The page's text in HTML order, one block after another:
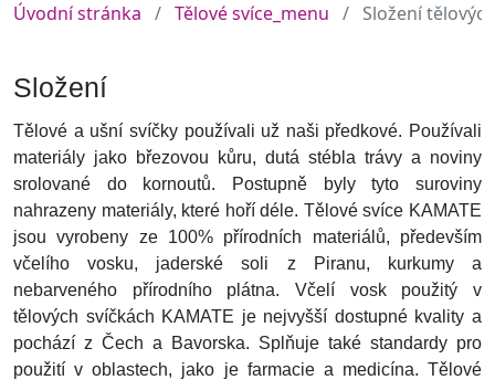
Úvodní stránka Tělové svíce_menu Složení
Složení
Tělové a ušní svíčky používali už naši předkové. Používali
materiály jako březovou kůru, dutá stébla trávy a noviny
srolované do kornoutů. Postupně byly tyto suroviny
nahrazeny materiály, které hoří déle. Tělové svíce KAMATE
jsou vyrobeny ze 100% přírodních materiálů, především
včelího vosku, jaderské soli z Piranu, kurkumy a
nebarveného přírodního plátna. Včelí vosk použitý v
tělových svíčkách KAMATE je nejvyšší dostupné kvality a
pochází z Čech a Bavorska. Splňuje také standardy pro
použití v oblastech, jako je farmacie a medicína. Tělové